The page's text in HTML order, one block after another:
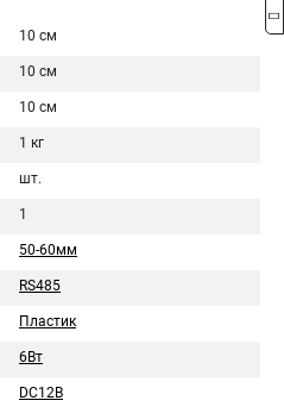
10 см
10 см
10 см
1 кг
шт.
1
50-60мм
RS485
Пластик
6Вт
DC12В